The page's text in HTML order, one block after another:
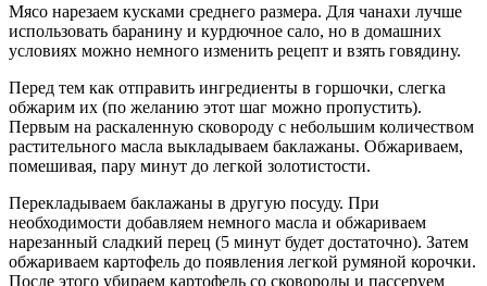
Мясо нарезаем кусками среднего размера. Для чанахи лучше
использовать баранину и курдючное сало, но в домашних
условиях можно немного изменить рецепт и взять говядину.
Перед тем как отправить ингредиенты в горшочки, слегка
обжарим их (по желанию этот шаг можно пропустить).
Первым на раскаленную сковороду с небольшим количеством
растительного масла выкладываем баклажаны. Обжариваем,
помешивая, пару минут до легкой золотистости.
Перекладываем баклажаны в другую посуду. При
необходимости добавляем немного масла и обжариваем
нарезанный сладкий перец (5 минут будет достаточно). Затем
обжариваем картофель до появления легкой румяной корочки.
После этого убираем картофель со сковороды и пассеруем